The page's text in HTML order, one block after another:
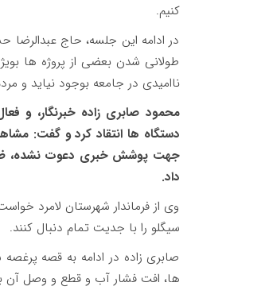
کنیم.
در ادامه این جلسه، حاج
طولانی شدن بعضی از پروژه ها
ناامیدی در جامعه بوجود نیاید و
محمود صابری زاده خبرنگار، و
دستگاه ها انتقاد کرد و گفت:
جهت پوشش خبری دعوت نشده،
داد.
وی از فرماندار شهرستان لامرد
سیگلو را با جدیت تمام دنبال کنند.
صابری زاده در ادامه به قصه
ها، افت فشار آب و قطع و وصل آن